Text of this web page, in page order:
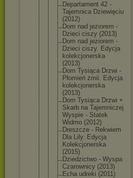
Departament 42 -
Tajemnica Dziewięciu
(2012)
Dom nad jeziorem -
Dzieci ciszy (2013)
Dom nad jeziorem -
Dzieci ciszy. Edycja
kolekcjonerska
(2013)
Dom Tysiąca Drzwi -
Płomień żmii. Edycja
kolekcjonerska
(2013)
Dom Tysiąca Drzwi +
Skarb na Tajemniczej
Wyspie - Statek
Widmo (2012)
Dreszcze - Rekwiem
Dla Lily. Edycja
Kolekcjonerska
(2015)
Dziedzictwo - Wyspa
Czarownicy (2013)
Echa udreki (2011)